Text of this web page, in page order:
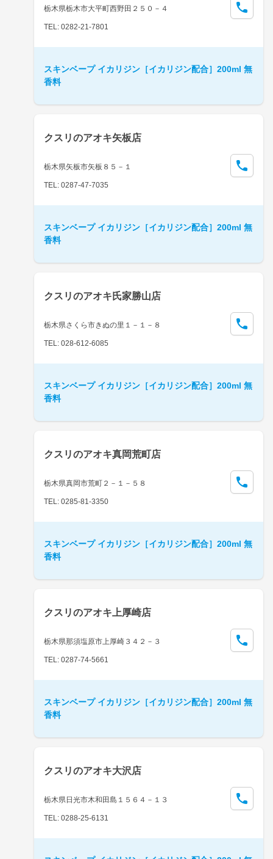
栃木県栃木市大平町西野田２５０－４
TEL: 0282-21-7801
スキンベープ イカリジン［イカリジン配合］200ml 無
香料
クスリのアオキ矢板店
栃木県矢板市矢板８５－１
TEL: 0287-47-7035
スキンベープ イカリジン［イカリジン配合］200ml 無
香料
クスリのアオキ氏家勝山店
栃木県さくら市きぬの里１－１－８
TEL: 028-612-6085
スキンベープ イカリジン［イカリジン配合］200ml 無
香料
クスリのアオキ真岡荒町店
栃木県真岡市荒町２－１－５８
TEL: 0285-81-3350
スキンベープ イカリジン［イカリジン配合］200ml 無
香料
クスリのアオキ上厚崎店
栃木県那須塩原市上厚崎３４２－３
TEL: 0287-74-5661
スキンベープ イカリジン［イカリジン配合］200ml 無
香料
クスリのアオキ大沢店
栃木県日光市木和田島１５６４－１３
TEL: 0288-25-6131